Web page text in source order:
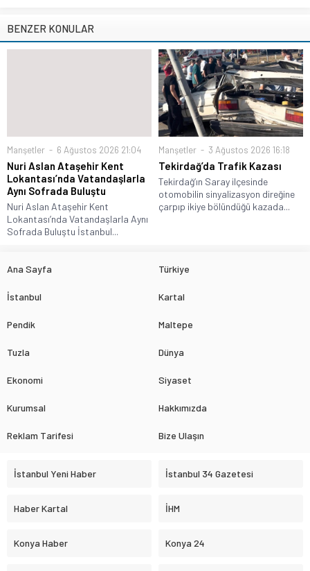
BENZER KONULAR
Manşetler 6 Ağustos 2026 21:04
Nuri Aslan Ataşehir Kent
Lokantası’nda Vatandaşlarla
Aynı Sofrada Buluştu
Nuri Aslan Ataşehir Kent
Lokantası’nda Vatandaşlarla Aynı
Sofrada Buluştu İstanbul...
Manşetler 3 Ağustos 2026 16:18
Tekirdağ’da Trafik Kazası
Tekirdağ’ın Saray ilçesinde
otomobilin sinyalizasyon direğine
çarpıp ikiye bölündüğü kazada...
Ana Sayfa Türkiye
İstanbul Kartal
Pendik Maltepe
Tuzla Dünya
Ekonomi Siyaset
Kurumsal Hakkımızda
Reklam Tarifesi Bize Ulaşın
İstanbul Yeni Haber İstanbul 34 Gazetesi
Haber Kartal İHM
Konya Haber Konya 24